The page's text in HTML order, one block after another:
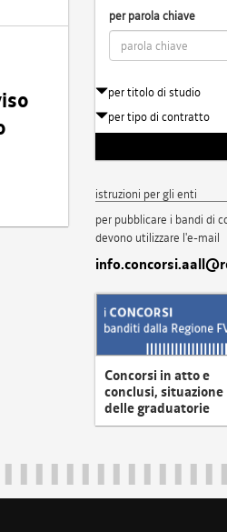
per parola chiave
per titolo di studio
per tipo di contratto
istruzioni per gli enti
per pubblicare i bandi di
devono utilizzare l'e-mail
Concorsi in atto e
conclusi, situazione
delle graduatorie